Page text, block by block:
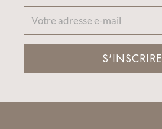
S'INSCRIRE